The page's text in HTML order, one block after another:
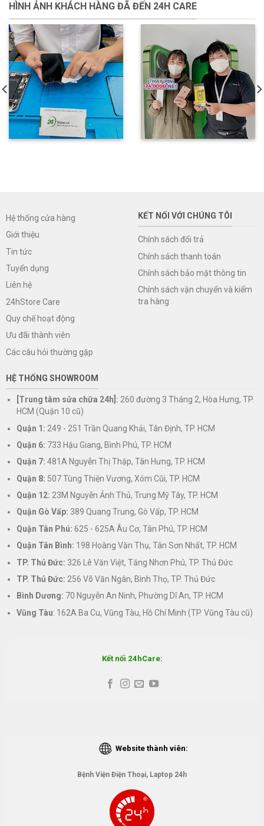
HÌNH ẢNH KHÁCH HÀNG ĐÃ ĐẾN 24H CARE
Hệ thống cửa hàng
Giới thiệu
Tin tức
Tuyển dụng
Liên hệ
24hStore Care
Quy chế hoạt động
Ưu đãi thành viên
Các câu hỏi thường gặp
KẾT NỐI VỚI CHÚNG TÔI
Chính sách đổi trả
Chính sách thanh toán
Chính sách bảo mật thông tin
Chính sách vận chuyển và kiểm
tra hàng
HỆ THỐNG SHOWROOM
[Trung tâm sửa chữa 24h]: 260 đường 3 Tháng 2, Hòa Hưng, TP.
HCM (Quận 10 cũ)
Quận 1: 249 - 251 Trần Quang Khải, Tân Định, TP. HCM
Quận 6: 733 Hậu Giang, Bình Phú, TP. HCM
Quận 7: 481A Nguyễn Thị Thập, Tân Hưng, TP. HCM
Quận 8: 507 Tùng Thiện Vương, Xóm Cũi, TP. HCM
Quận 12: 23M Nguyễn Ảnh Thủ, Trung Mỹ Tây, TP. HCM
Quận Gò Vấp: 389 Quang Trung, Gò Vấp, TP. HCM
Quận Tân Phú: 625 - 625A Âu Cơ, Tân Phú, TP. HCM
Quận Tân Bình: 198 Hoàng Văn Thụ, Tân Sơn Nhất, TP. HCM
TP. Thủ Đức: 326 Lê Văn Việt, Tăng Nhơn Phú, TP. Thủ Đức
TP. Thủ Đức: 256 Võ Văn Ngân, Bình Thọ, TP. Thủ Đức
Bình Dương: 70 Nguyễn An Ninh, Phường Dĩ An, TP. HCM
Vũng Tàu: 162A Ba Cu, Vũng Tàu, Hồ Chí Minh (TP. Vũng Tàu cũ)
Kết nối 24hCare:
Website thành viên:
Bệnh Viện Điện Thoại, Laptop 24h